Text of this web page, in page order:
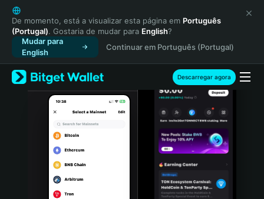
English
日本語
Tiếng Việt
Русский
Español (Latinoamérica)
Türkçe
Italiano
Português (Portugal)
Bahasa Indonesia
De momento, está a visualizar esta página em Português
(Portugal). Gostaria de mudar para English?
Mudar para
English
Continuar em Português (Portugal)
Descarregar agora